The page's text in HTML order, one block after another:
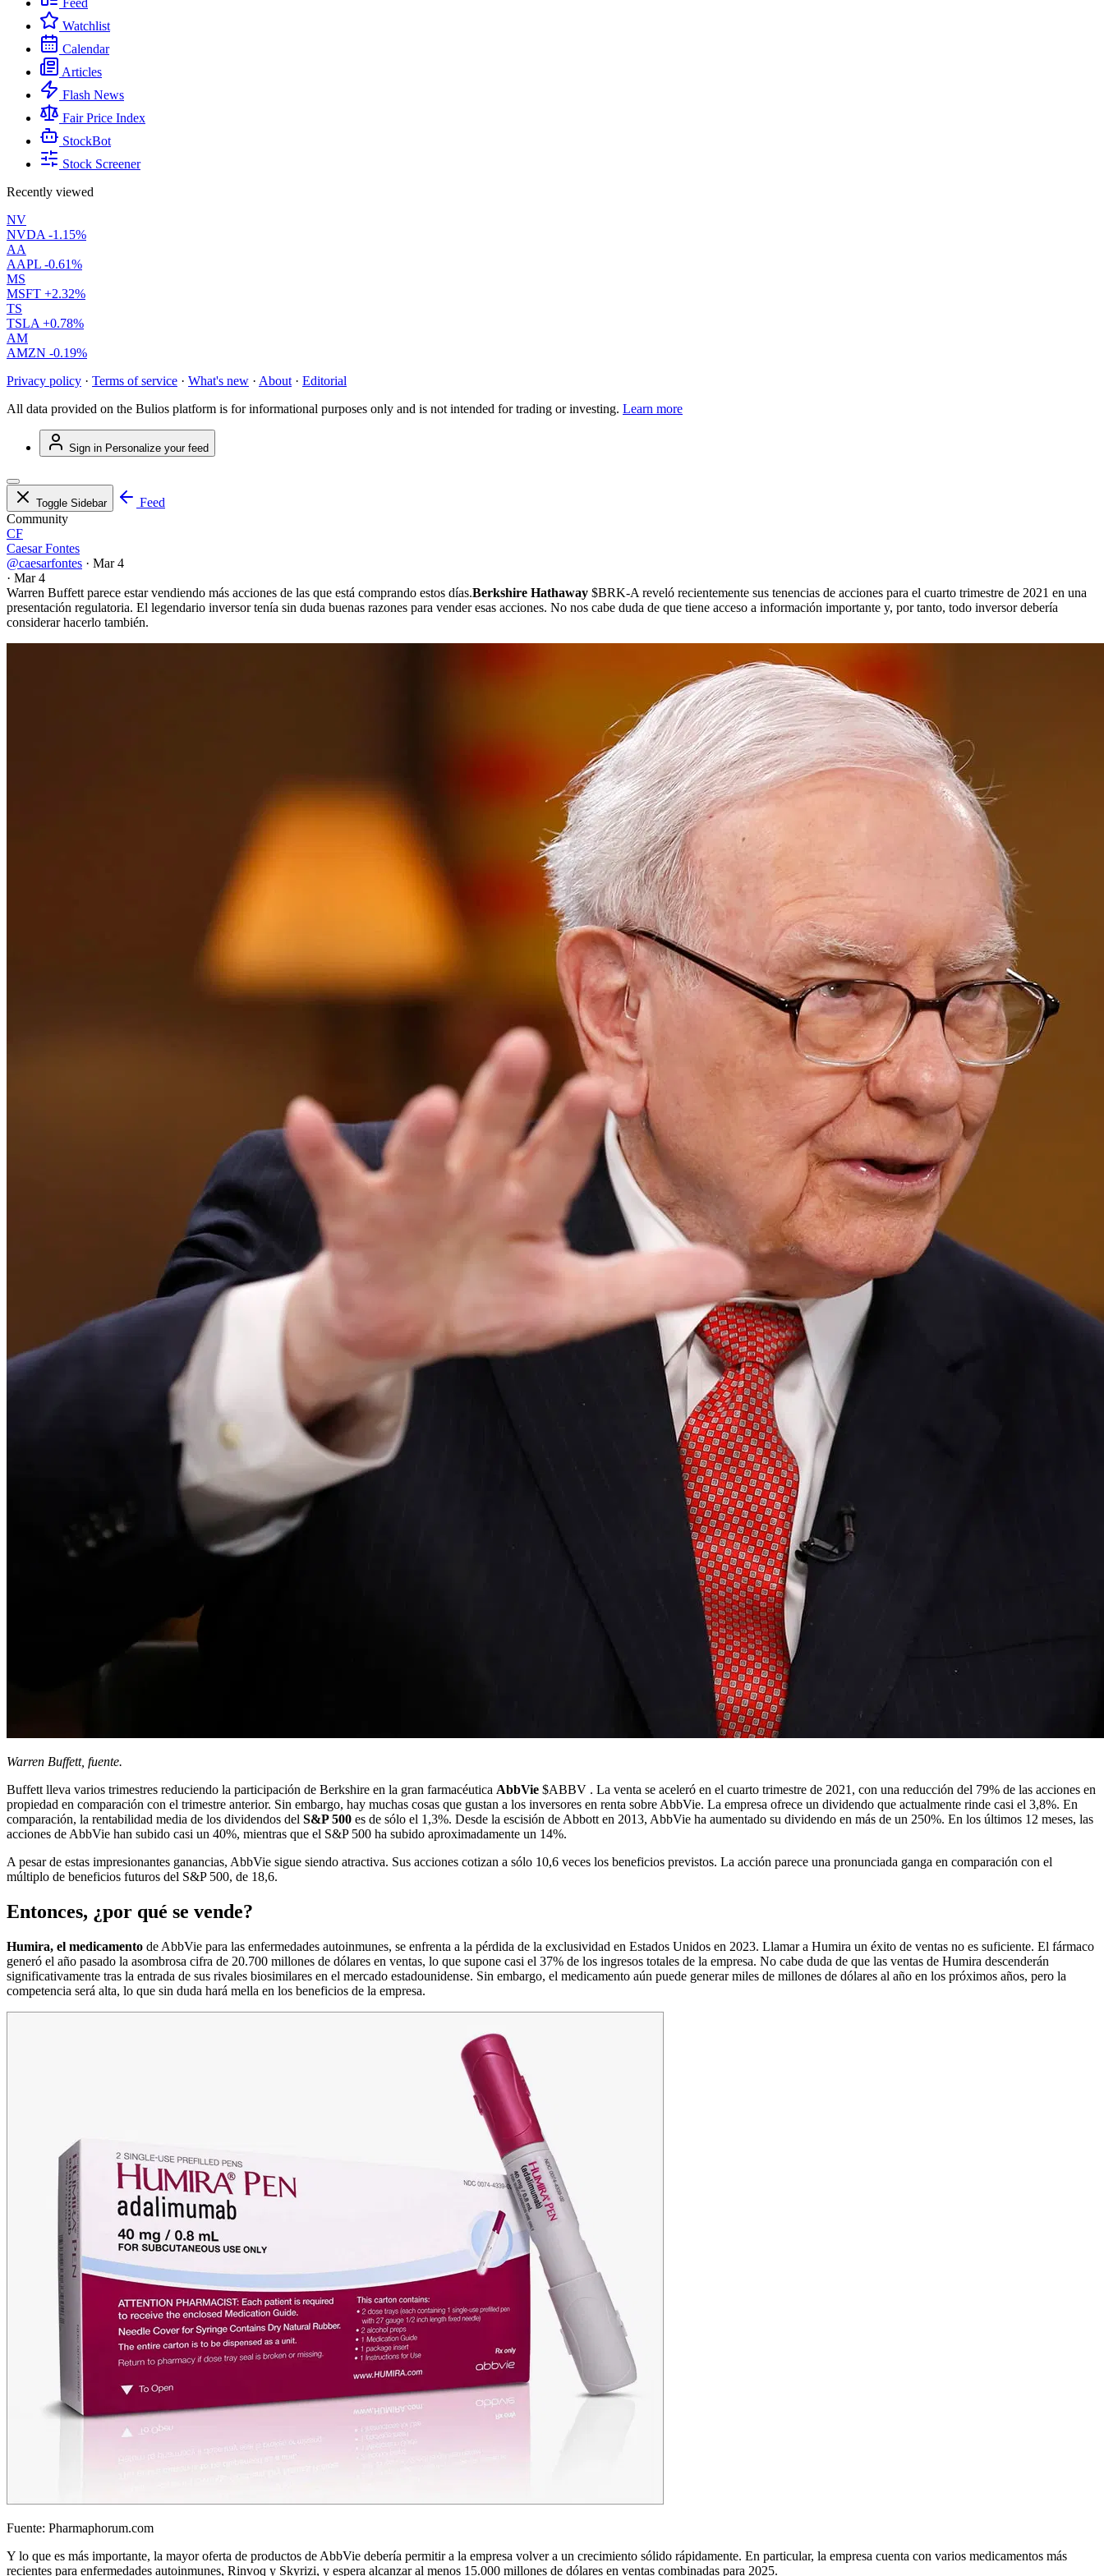
Feed
Watchlist
Calendar
Articles
Flash News
Fair Price Index
StockBot
Stock Screener
Recently viewed
NV
NVDA -1.15%
AA
AAPL -0.61%
MS
MSFT +2.32%
TS
TSLA +0.78%
AM
AMZN -0.19%
Privacy policy · Terms of service · What's new · About · Editorial
All data provided on the Bulios platform is for informational purposes only and is not intended for trading or investing. Learn more
Sign in Personalize your feed
Toggle Sidebar
Feed
Community
CF
Caesar Fontes
@caesarfontes · Mar 4
· Mar 4
Warren Buffett parece estar vendiendo más acciones de las que está comprando estos días.Berkshire Hathaway $BRK-A reveló recientemente sus tenencias de acciones para el cuarto trimestre de 2021 en una
presentación regulatoria. El legendario inversor tenía sin duda buenas razones para vender esas acciones. No nos cabe duda de que tiene acceso a información importante y, por tanto, todo inversor debería
considerar hacerlo también.
Warren Buffett, fuente.
Buffett lleva varios trimestres reduciendo la participación de Berkshire en la gran farmacéutica AbbVie $ABBV . La venta se aceleró en el cuarto trimestre de 2021, con una reducción del 79% de las acciones en
propiedad en comparación con el trimestre anterior. Sin embargo, hay muchas cosas que gustan a los inversores en renta sobre AbbVie. La empresa ofrece un dividendo que actualmente rinde casi el 3,8%. En
comparación, la rentabilidad media de los dividendos del S&P 500 es de sólo el 1,3%. Desde la escisión de Abbott en 2013, AbbVie ha aumentado su dividendo en más de un 250%. En los últimos 12 meses, las
acciones de AbbVie han subido casi un 40%, mientras que el S&P 500 ha subido aproximadamente un 14%.
A pesar de estas impresionantes ganancias, AbbVie sigue siendo atractiva. Sus acciones cotizan a sólo 10,6 veces los beneficios previstos. La acción parece una pronunciada ganga en comparación con el
múltiplo de beneficios futuros del S&P 500, de 18,6.
Entonces, ¿por qué se vende?
Humira, el medicamento de AbbVie para las enfermedades autoinmunes, se enfrenta a la pérdida de la exclusividad en Estados Unidos en 2023. Llamar a Humira un éxito de ventas no es suficiente. El fármaco
generó el año pasado la asombrosa cifra de 20.700 millones de dólares en ventas, lo que supone casi el 37% de los ingresos totales de la empresa. No cabe duda de que las ventas de Humira descenderán
significativamente tras la entrada de sus rivales biosimilares en el mercado estadounidense. Sin embargo, el medicamento aún puede generar miles de millones de dólares al año en los próximos años, pero la
competencia será alta, lo que sin duda hará mella en los beneficios de la empresa.
Fuente: Pharmaphorum.com
Y lo que es más importante, la mayor oferta de productos de AbbVie debería permitir a la empresa volver a un crecimiento sólido rápidamente. En particular, la empresa cuenta con varios medicamentos más
recientes para enfermedades autoinmunes, Rinvoq y Skyrizi, y espera alcanzar al menos 15.000 millones de dólares en ventas combinadas para 2025.